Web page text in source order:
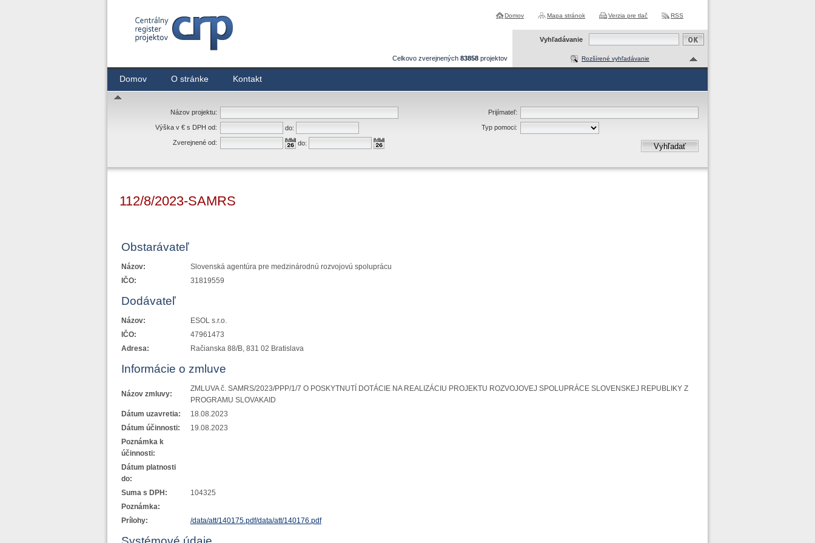
Domov Mapa stránok Verzia pre tlač RSS
Celkovo zverejnených 83858 projektov
Domov O stránke Kontakt
Vyhľadávanie
Rozšírené vyhľadávanie
Názov projektu:
Výška v € s DPH od:
do:
Zverejnené od:
do:
Prijímateľ:
Typ pomoci:
Vyhľadať
112/8/2023-SAMRS
Obstarávateľ
Názov:
Slovenská agentúra pre medzinárodnú rozvojovú spoluprácu
IČO:
31819559
Dodávateľ
Názov:
ESOL s.r.o.
IČO:
47961473
Adresa:
Račianska 88/B, 831 02 Bratislava
Informácie o zmluve
Názov zmluvy:
ZMLUVA č. SAMRS/2023/PPP/1/7 O POSKYTNUTÍ DOTÁCIE NA REALIZÁCIU PROJEKTU ROZVOJOVEJ SPOLUPRÁCE SLOVENSKEJ REPUBLIKY Z
PROGRAMU SLOVAKAID
Dátum uzavretia:
18.08.2023
Dátum účinnosti:
19.08.2023
Poznámka k
účinnosti:
Dátum platnosti
do:
Suma s DPH:
104325
Poznámka:
Prílohy:
/data/att/140175.pdf/data/att/140176.pdf